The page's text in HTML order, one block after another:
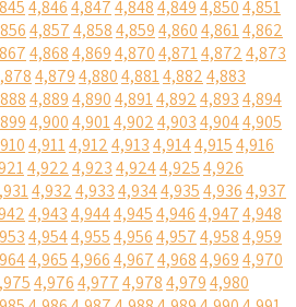
4,8464,8474,8484,8494,8504,851
4,8574,8584,8594,8604,8614,862
4,8684,8694,8704,8714,8724,873
4,8794,8804,8814,8824,883
4,8894,8904,8914,8924,8934,894
4,9004,9014,9024,9034,9044,905
4,9114,9124,9134,9144,9154,916
4,9224,9234,9244,9254,926
4,9324,9334,9344,9354,9364,937
4,9434,9444,9454,9464,9474,948
4,9544,9554,9564,9574,9584,959
4,9654,9664,9674,9684,9694,970
4,9764,9774,9784,9794,980